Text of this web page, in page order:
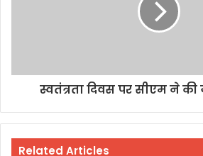
स्वतंत्रता दिवस पर सीएम ने की
Related Articles